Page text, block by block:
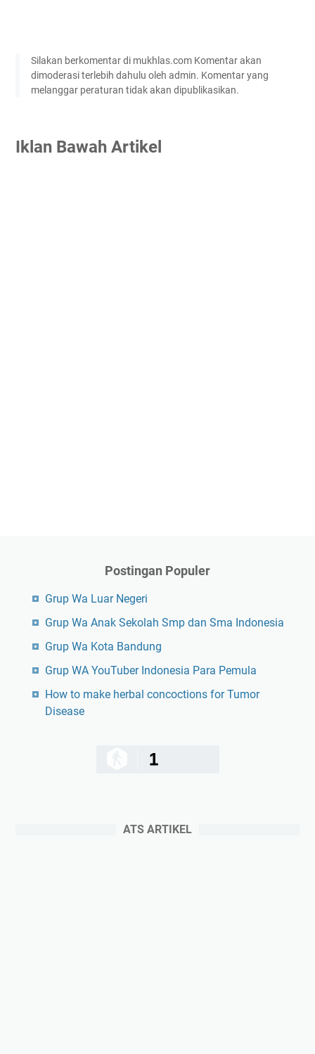
Silakan berkomentar di mukhlas.com Komentar akan
dimoderasi terlebih dahulu oleh admin. Komentar yang
melanggar peraturan tidak akan dipublikasikan.
Iklan Bawah Artikel
Postingan Populer
Grup Wa Luar Negeri
Grup Wa Anak Sekolah Smp dan Sma Indonesia
Grup Wa Kota Bandung
Grup WA YouTuber Indonesia Para Pemula
How to make herbal concoctions for Tumor
Disease
1
ATS ARTIKEL